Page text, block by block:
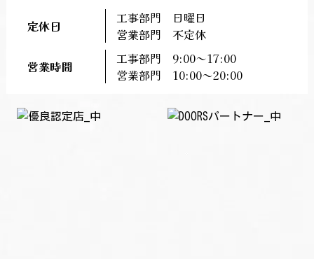
定休日
工事部門 日曜日
営業部門 不定休
営業時間
工事部門 9:00～17:00
営業部門 10:00～20:00